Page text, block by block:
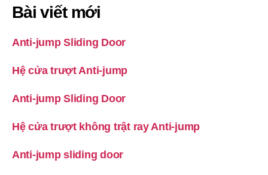
Bài viết mới
Anti-jump Sliding Door
Hệ cửa trượt Anti-jump
Anti-jump Sliding Door
Hệ cửa trượt không trật ray Anti-jump
Anti-jump sliding door